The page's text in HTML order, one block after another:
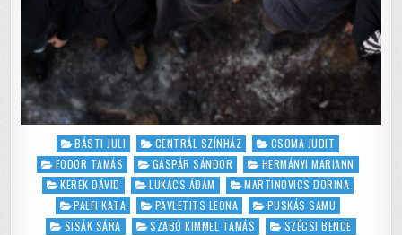
Posted
in
BÁSTI JULI CENTRÁL SZÍNHÁZ
CSOMA JUDIT
FODOR TAMÁS
GÁSPÁR SÁNDOR
HERMÁNYI MARIANN
KEREK DÁVID
LUKÁCS ÁDÁM
MARTINOVICS DORINA
PÁLFI KATA
PAVLETITS LEONA
PUSKÁS SAMU
SISÁK SÁRA
SZABÓ KIMMEL TAMÁS SZÉCSI BENCE